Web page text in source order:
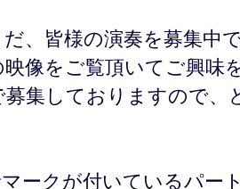
、皆様の演奏を募集中
映像をご覧頂いてご興味
募集しておりますので
ークが付いているパー